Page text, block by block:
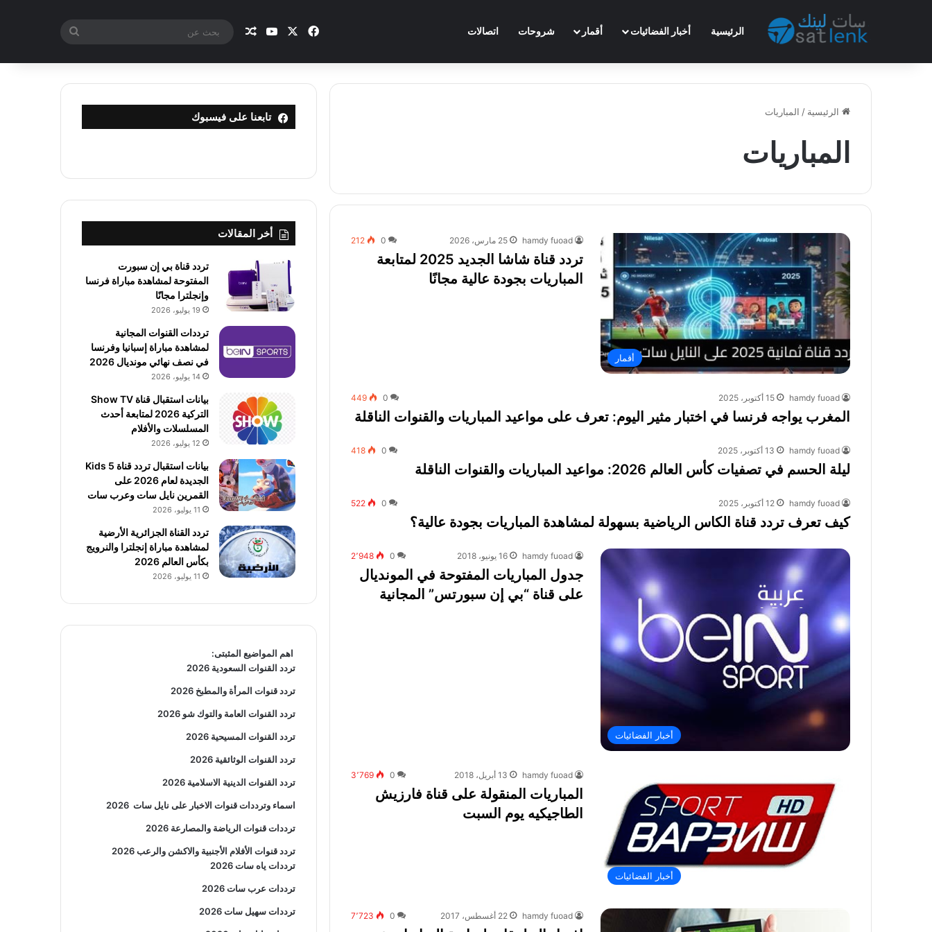
الرئيسية أخبار الفضائيات أقمار شروحات اتصالات فيسبوك يوتيوب مقال عشوائي
الرئيسية / المباريات
المباريات
أقمار
hamdy fuoad 25 مارس، 2026 0
212
تردد قناة شاشا الجديد 2025 لمتابعة
المباريات بجودة عالية مجانًا
hamdy fuoad 15 أكتوبر، 2025 0
449
المغرب يواجه فرنسا في اختبار مثير اليوم: تعرف على مواعيد المباريات والقنوات الناقلة
hamdy fuoad 13 أكتوبر، 2025 0
418
ليلة الحسم في تصفيات كأس العالم 2026: مواعيد المباريات والقنوات الناقلة
hamdy fuoad 12 أكتوبر، 2025 0
522
كيف تعرف تردد قناة الكاس الرياضية بسهولة لمشاهدة المباريات بجودة عالية؟
أخبار الفضائيات
hamdy fuoad 16 يونيو، 2018 0 2٬948
جدول المباريات المفتوحة في المونديال
على قناة “بي إن سبورتس” المجانية
أخبار الفضائيات
hamdy fuoad 13 أبريل، 2018 0 3٬769
المباريات المنقولة على قناة فارزيش
الطاجيكيه يوم السبت
hamdy fuoad 22 أغسطس، 2017 0 7٬723
تابعنا على فيسبوك
أخر المقالات
تردد قناة بي إن سبورت
المفتوحة لمشاهدة مباراة فرنسا
وإنجلترا مجانًا
19 يوليو، 2026
ترددات القنوات المجانية
لمشاهدة مباراة إسبانيا وفرنسا
في نصف نهائي مونديال 2026
14 يوليو، 2026
بيانات استقبال قناة Show TV
التركية 2026 لمتابعة أحدث
المسلسلات والأفلام
12 يوليو، 2026
بيانات استقبال تردد قناة 5 Kids
الجديدة لعام 2026 على
القمرين نايل سات وعرب سات
11 يوليو، 2026
تردد القناة الجزائرية الأرضية
لمشاهدة مباراة إنجلترا والنرويج
بكأس العالم 2026
11 يوليو، 2026
اهم المواضيع المثبتى:
تردد القنوات السعودية 2026
تردد قنوات المرأة والمطبخ 2026
تردد القنوات العامة والتوك شو 2026
تردد القنوات المسيحية 2026
تردد القنوات الوثائقية 2026
تردد القنوات الدينية الاسلامية 2026
اسماء وترددات قنوات الاخبار على نايل سات2026
ترددات قنوات الرياضة والمصارعة2026
تردد قنوات الأفلام الأجنبية والاكشن والرعب2026
ترددات ياه سات 2026
ترددات عرب سات 2026
ترددات سهيل سات 2026